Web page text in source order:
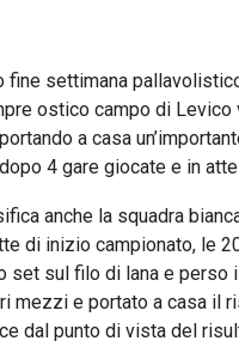
fine settimana
ostico campo di
a casa
4 gare giocate e in
anche la squadra
di inizio campionato, le
set sul filo di lana e
mezzi e portato a casa il
dal punto di vista del